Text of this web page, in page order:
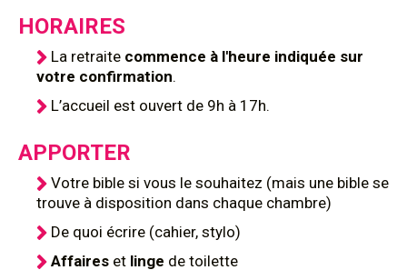
HORAIRES
La retraite commence à l'heure indiquée sur
votre confirmation.
L’accueil est ouvert de 9h à 17h.
APPORTER
Votre bible si vous le souhaitez (mais une bible se
trouve à disposition dans chaque chambre)
De quoi écrire (cahier, stylo)
Affaires et linge de toilette